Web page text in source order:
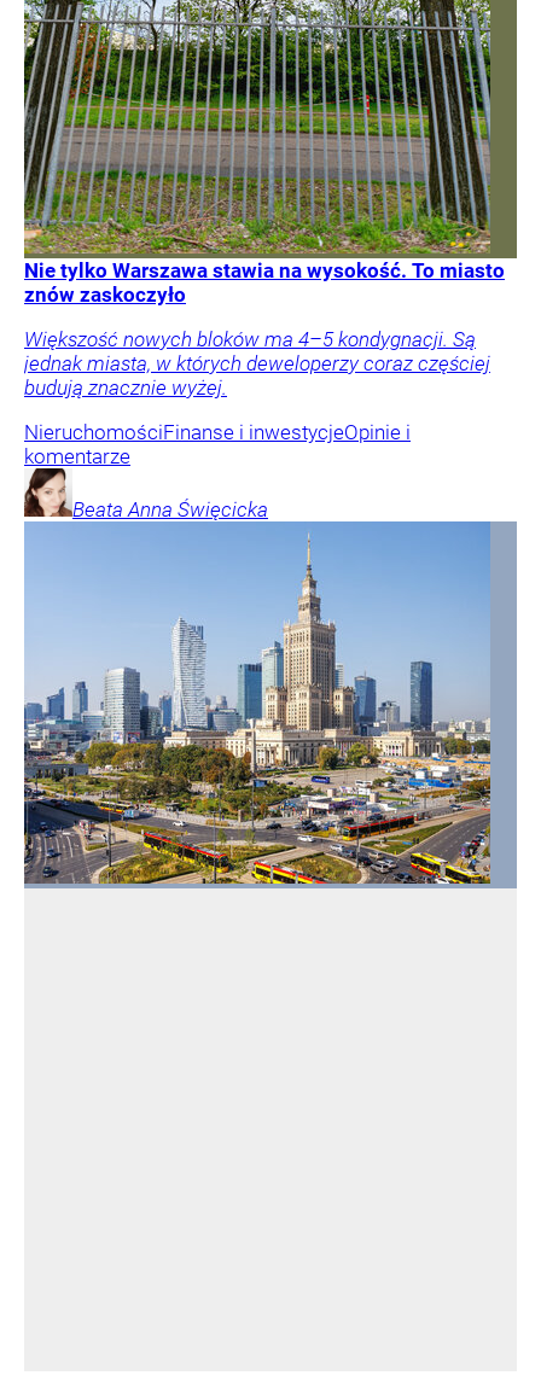
Nie tylko Warszawa stawia na wysokość. To miasto
znów zaskoczyło
Większość nowych bloków ma 4–5 kondygnacji. Są
jednak miasta, w których deweloperzy coraz częściej
budują znacznie wyżej.
NieruchomościFinanse i inwestycjeOpinie i
komentarze
Beata Anna Święcicka